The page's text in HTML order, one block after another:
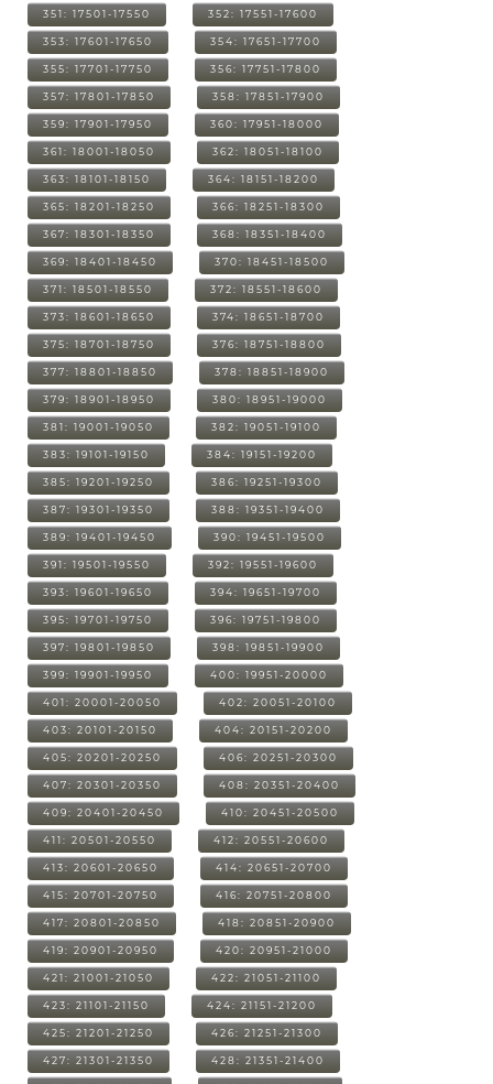
351: 17501-17550 352: 17551-17600
353: 17601-17650 354: 17651-17700
355: 17701-17750 356: 17751-17800
357: 17801-17850 358: 17851-17900
359: 17901-17950 360: 17951-18000
361: 18001-18050 362: 18051-18100
363: 18101-18150 364: 18151-18200
365: 18201-18250 366: 18251-18300
367: 18301-18350 368: 18351-18400
369: 18401-18450 370: 18451-18500
371: 18501-18550 372: 18551-18600
373: 18601-18650 374: 18651-18700
375: 18701-18750 376: 18751-18800
377: 18801-18850 378: 18851-18900
379: 18901-18950 380: 18951-19000
381: 19001-19050 382: 19051-19100
383: 19101-19150 384: 19151-19200
385: 19201-19250 386: 19251-19300
387: 19301-19350 388: 19351-19400
389: 19401-19450 390: 19451-19500
391: 19501-19550 392: 19551-19600
393: 19601-19650 394: 19651-19700
395: 19701-19750 396: 19751-19800
397: 19801-19850 398: 19851-19900
399: 19901-19950 400: 19951-20000
401: 20001-20050 402: 20051-20100
403: 20101-20150 404: 20151-20200
405: 20201-20250 406: 20251-20300
407: 20301-20350 408: 20351-20400
409: 20401-20450 410: 20451-20500
411: 20501-20550 412: 20551-20600
413: 20601-20650 414: 20651-20700
415: 20701-20750 416: 20751-20800
417: 20801-20850 418: 20851-20900
419: 20901-20950 420: 20951-21000
421: 21001-21050 422: 21051-21100
423: 21101-21150 424: 21151-21200
425: 21201-21250 426: 21251-21300
427: 21301-21350 428: 21351-21400